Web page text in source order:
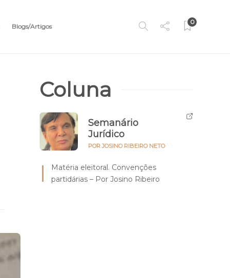
Blogs/Artigos
0
Coluna
Semanário
Jurídico
POR JOSINO RIBEIRO NETO
Matéria eleitoral. Convenções
partidárias – Por Josino Ribeiro